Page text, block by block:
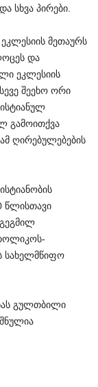
სხვა პირები.
მეთაურს
და
ეკლესიის
შეეხო ორი
გამოითქვა
ღირებულებების
წლისთავი
სახელმწიფო
გულთბილი